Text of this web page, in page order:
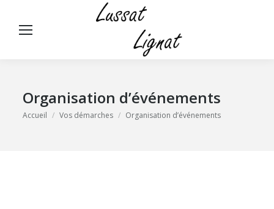
Organisation d’événements
Vous êtes ici :
Accueil Vos démarches Organisation d’événements
Panneau de gestion des cookies